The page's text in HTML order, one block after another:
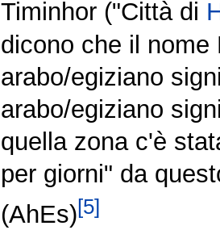
Timinhor ("Città di
dicono che il nome
arabo/egiziano
arabo/egiziano
quella zona c'è
per giorni" da
(AhEs)[5]